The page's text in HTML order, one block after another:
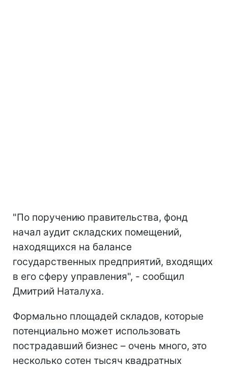
"По поручению правительства, фонд
начал аудит складских помещений,
находящихся на балансе
государственных предприятий, входящих
в его сферу управления", - сообщил
Дмитрий Наталуха.
Формально площадей складов, которые
потенциально может использовать
пострадавший бизнес – очень много, это
несколько сотен тысяч квадратных